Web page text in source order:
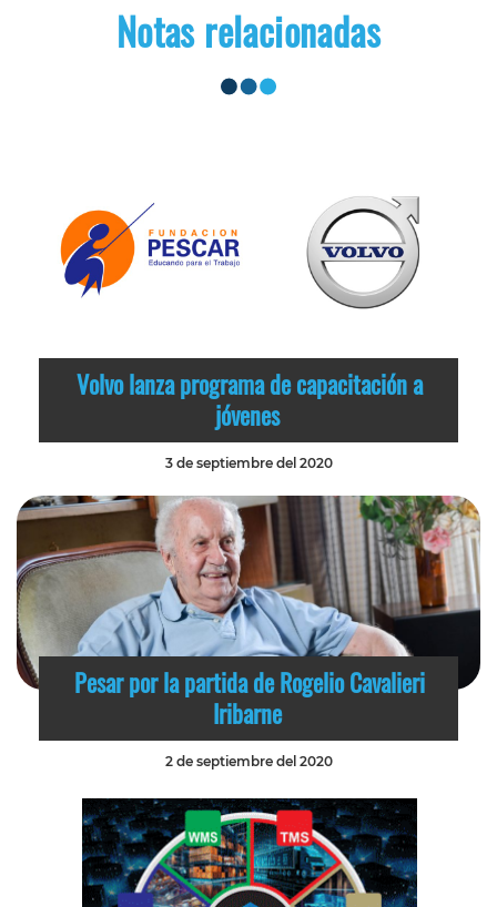
Notas relacionadas
Volvo lanza programa de capacitación a
jóvenes
3 de septiembre del 2020
Pesar por la partida de Rogelio Cavalieri
Iribarne
2 de septiembre del 2020